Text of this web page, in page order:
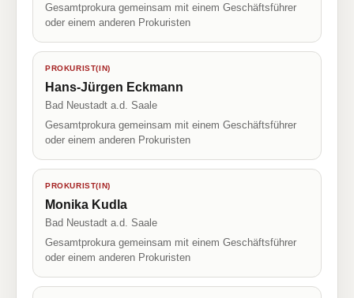
Gesamtprokura gemeinsam mit einem Geschäftsführer
oder einem anderen Prokuristen
PROKURIST(IN)
Hans-Jürgen Eckmann
Bad Neustadt a.d. Saale
Gesamtprokura gemeinsam mit einem Geschäftsführer
oder einem anderen Prokuristen
PROKURIST(IN)
Monika Kudla
Bad Neustadt a.d. Saale
Gesamtprokura gemeinsam mit einem Geschäftsführer
oder einem anderen Prokuristen